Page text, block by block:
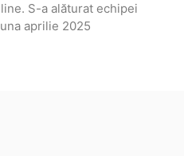
S-a alăturat echipei
aprilie 2025